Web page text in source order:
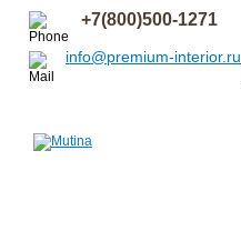
+7(800)500-1271
info@premium-interior.ru